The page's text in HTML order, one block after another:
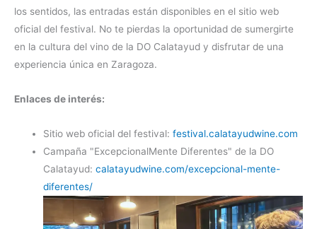
los sentidos, las entradas están disponibles en el sitio web
oficial del festival. No te pierdas la oportunidad de sumergirte
en la cultura del vino de la DO Calatayud y disfrutar de una
experiencia única en Zaragoza.
Enlaces de interés:
Sitio web oficial del festival:festival.calatayudwine.com
Campaña "ExcepcionalMente Diferentes" de la DO
Calatayud:calatayudwine.com/excepcional-mente-
diferentes/